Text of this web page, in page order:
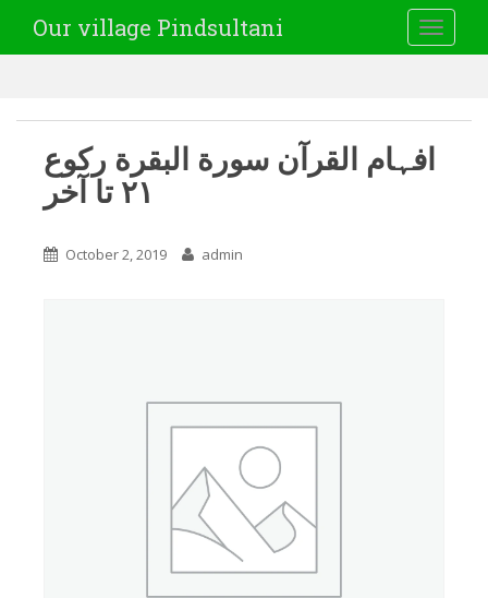
Our village Pindsultani
افہام القرآن سورة البقرة رکوع
۲۱ تا آخر
October 2, 2019 admin